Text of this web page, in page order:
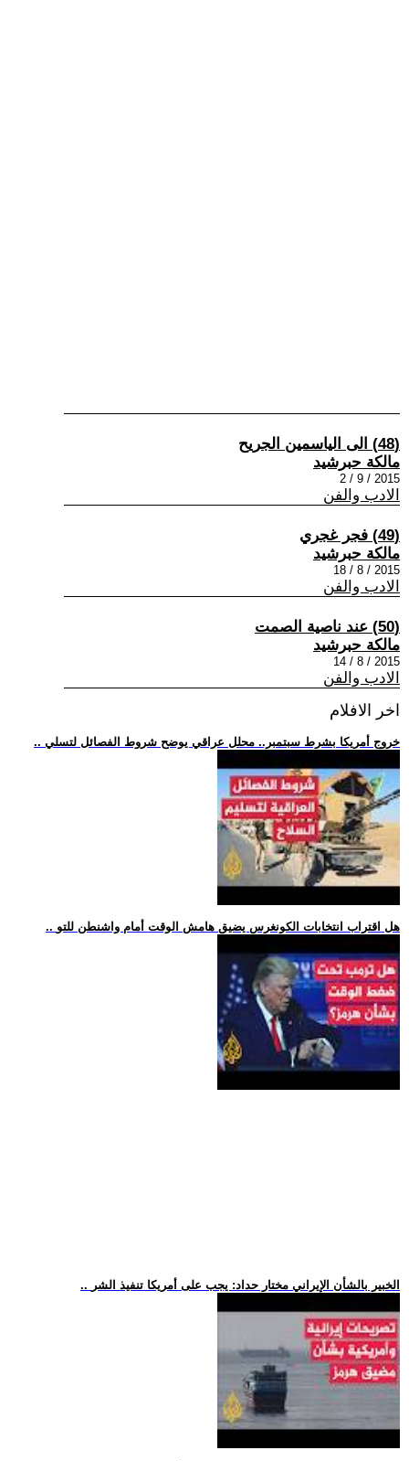
(48) الى الياسمين الجريح
مالكة حبرشيد
2015 / 9 / 2
الادب والفن
(49) فجر غجري
مالكة حبرشيد
2015 / 8 / 18
الادب والفن
(50) عند ناصية الصمت
مالكة حبرشيد
2015 / 8 / 14
الادب والفن
اخر الافلام
.. خروج أمريكا بشرط سبتمبر.. محلل عراقي يوضح شروط الفصائل لتسلي
.. هل اقتراب انتخابات الكونغرس يضيق هامش الوقت أمام واشنطن للتو
.. الخبير بالشأن الإيراني مختار حداد: يجب على أمريكا تنفيذ الشر